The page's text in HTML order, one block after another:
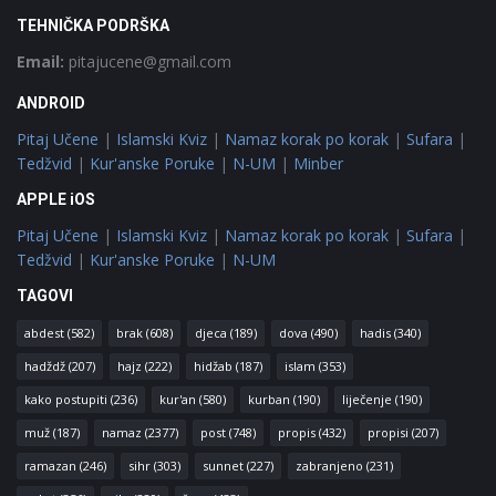
TEHNIČKA PODRŠKA
Email: pitajucene@gmail.com
ANDROID
Pitaj Učene | Islamski Kviz | Namaz korak po korak | Sufara |
Tedžvid | Kur'anske Poruke | N-UM | Minber
APPLE iOS
Pitaj Učene | Islamski Kviz | Namaz korak po korak | Sufara |
Tedžvid | Kur'anske Poruke | N-UM
TAGOVI
abdest (582) brak (608) djeca (189) dova (490) hadis (340)
hadždž (207) hajz (222) hidžab (187) islam (353)
kako postupiti (236) kur'an (580) kurban (190) liječenje (190)
muž (187) namaz (2377) post (748) propis (432) propisi (207)
ramazan (246) sihr (303) sunnet (227) zabranjeno (231)